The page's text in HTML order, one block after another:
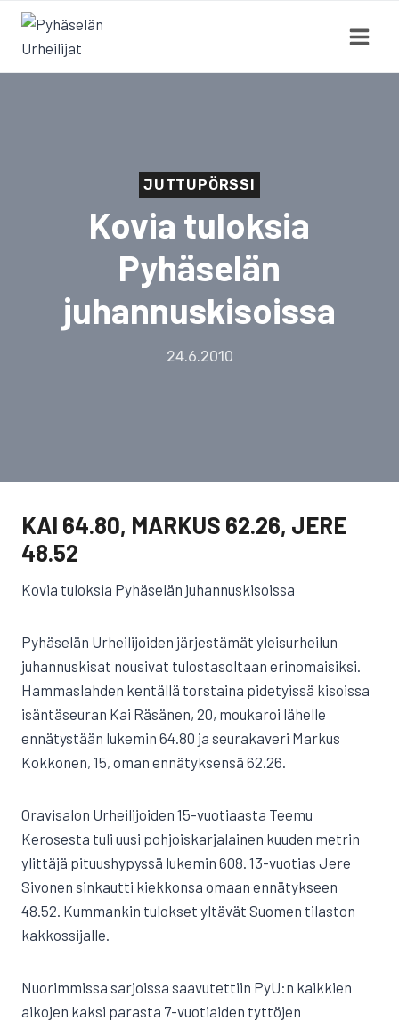
Siirry
sisältöön
JUTTUPÖRSSI
Kovia tuloksia
Pyhäselän
juhannuskisoissa
24.6.2010
KAI 64.80, MARKUS 62.26, JERE
48.52
Kovia tuloksia Pyhäselän juhannuskisoissa
Pyhäselän Urheilijoiden järjestämät yleisurheilun
juhannuskisat nousivat tulostasoltaan erinomaisiksi.
Hammaslahden kentällä torstaina pidetyissä kisoissa
isäntäseuran Kai Räsänen, 20, moukaroi lähelle
ennätystään lukemin 64.80 ja seurakaveri Markus
Kokkonen, 15, oman ennätyksensä 62.26.
Oravisalon Urheilijoiden 15-vuotiaasta Teemu
Kerosesta tuli uusi pohjoiskarjalainen kuuden metrin
ylittäjä pituushypyssä lukemin 608. 13-vuotias Jere
Sivonen sinkautti kiekkonsa omaan ennätykseen
48.52. Kummankin tulokset yltävät Suomen tilaston
kakkossijalle.
Nuorimmissa sarjoissa saavutettiin PyU:n kaikkien
aikojen kaksi parasta 7-vuotiaiden tyttöjen